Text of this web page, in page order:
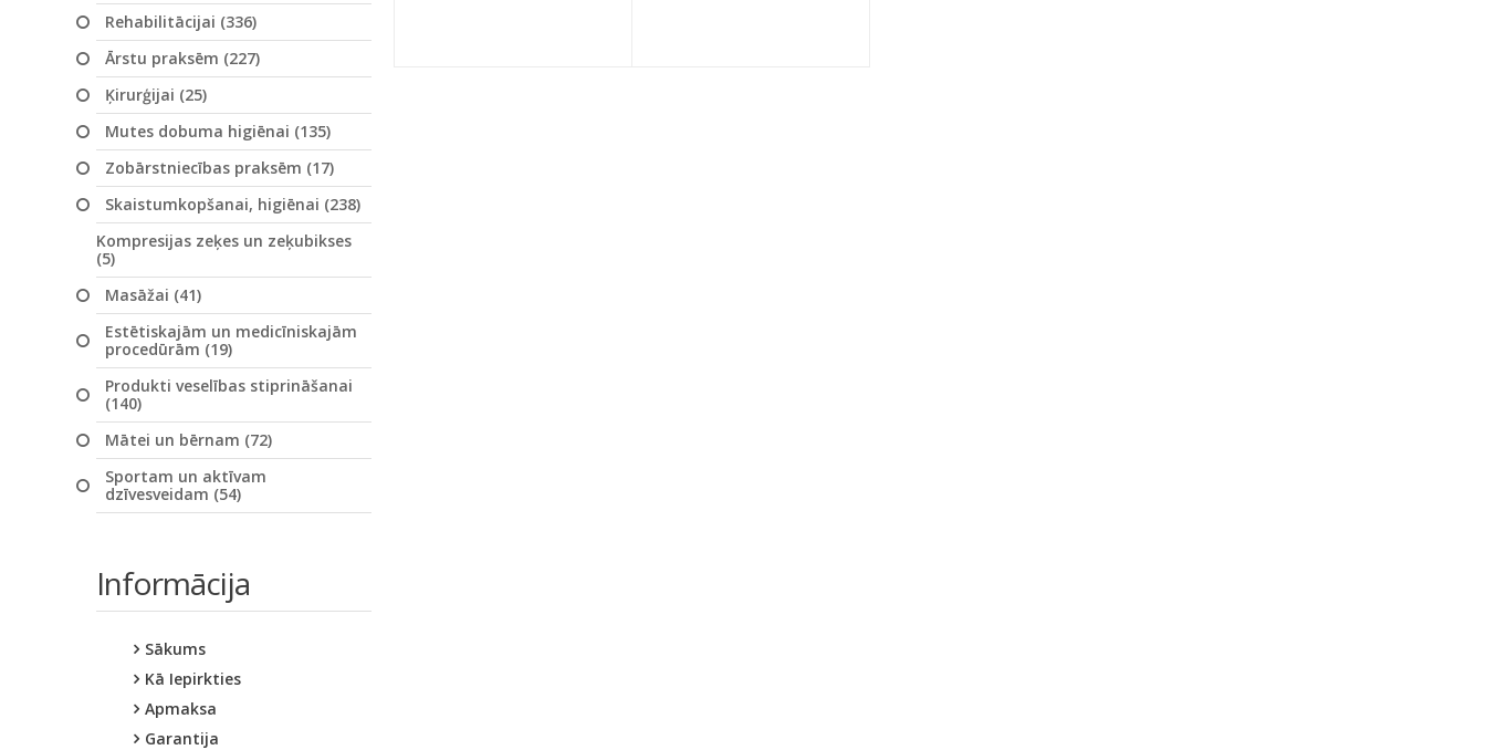
Rehabilitācijai (336)
Ārstu praksēm (227)
Ķirurģijai (25)
Mutes dobuma higiēnai (135)
Zobārstniecības praksēm (17)
Skaistumkopšanai, higiēnai (238)
Kompresijas zeķes un zeķubikses
(5)
Masāžai (41)
Estētiskajām un medicīniskajām
procedūrām (19)
Produkti veselības stiprināšanai
(140)
Mātei un bērnam (72)
Sportam un aktīvam
dzīvesveidam (54)
Informācija
Sākums
Kā Iepirkties
Apmaksa
Garantija